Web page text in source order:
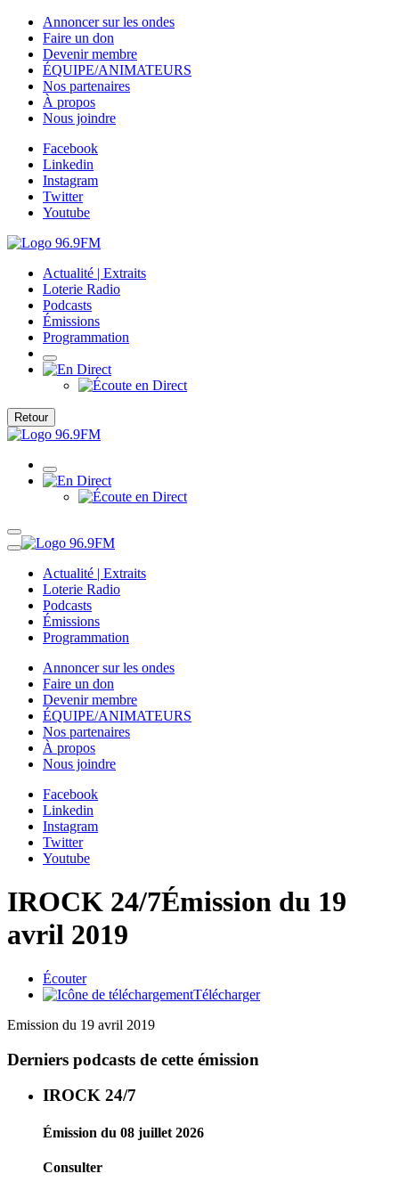
Annoncer sur les ondes
Faire un don
Devenir membre
ÉQUIPE/ANIMATEURS
Nos partenaires
À propos
Nous joindre
Facebook
Linkedin
Instagram
Twitter
Youtube
Actualité | Extraits
Loterie Radio
Podcasts
Émissions
Programmation
Retour
Actualité | Extraits
Loterie Radio
Podcasts
Émissions
Programmation
Annoncer sur les ondes
Faire un don
Devenir membre
ÉQUIPE/ANIMATEURS
Nos partenaires
À propos
Nous joindre
Facebook
Linkedin
Instagram
Twitter
Youtube
IROCK 24/7Émission du 19
avril 2019
Écouter
Télécharger
Emission du 19 avril 2019
Derniers podcasts de cette émission
IROCK 24/7
Émission du 08 juillet 2026
Consulter